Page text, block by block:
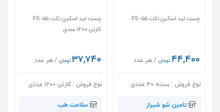
چست لید اسکین تکت ۵۵- FS
۴۴,۴۰۰ تومان / هر عدد
نوع فروش : بسته ۳۰ عددی
تامین شو شیراز
چست لید اسکین تکت ۵۵- FS
کارتن ۱۲۰۰ عددی
۳۷,۷۴۰تومان / هر عدد
نوع فروش : کارتن ۱۲۰۰ عددی
سلامت طب